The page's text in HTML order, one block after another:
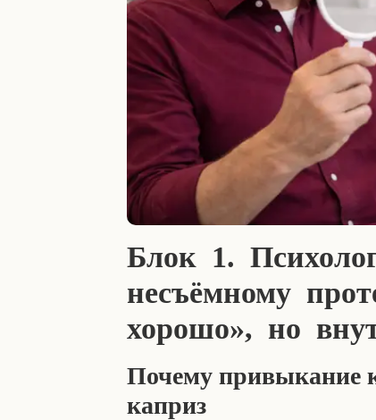
Блок 1.
несъёмному
хорошо», но
Почему привыкание
каприз